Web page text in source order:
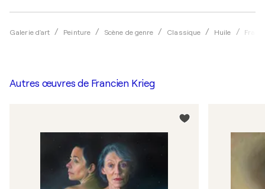
Galerie d'art Peinture Scène de genre Classique Huile
Autres œuvres de Francien Krieg